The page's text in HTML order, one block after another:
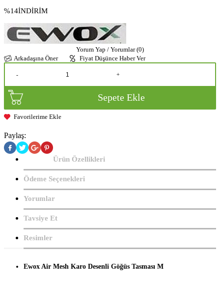
%14İNDİRİM
Yorum Yap / Yorumlar (0)
Arkadaşına Öner
Fiyat Düşünce Haber Ver
- +
Sepete Ekle
Favorilerime Ekle
Paylaş:
Ürün Özellikleri
Ödeme Seçenekleri
Yorumlar
Tavsiye Et
Resimler
Ewox Air Mesh Karo Desenli Göğüs Tasması M